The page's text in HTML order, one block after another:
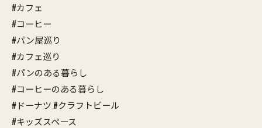
#カフェ
#コーヒー
#パン屋巡り
#カフェ巡り
#パンのある暮らし
#コーヒーのある暮らし
#ドーナツ #クラフトビール
#キッズスペース